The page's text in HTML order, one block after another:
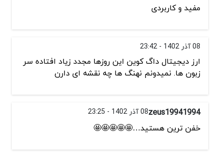
مفید و کاربردی
08 آذر 1402 - 23:42
ارز دیجیتال داگ کوین این روزها مجدد زیاد افتاده سر
زبون ها. نمیدونم نهنگ ها چه نقشه ای دارن
zeus1994199408 آذر 1402 - 23:25
خفن ترین هستید…🤩🤩🤩🤩🤩